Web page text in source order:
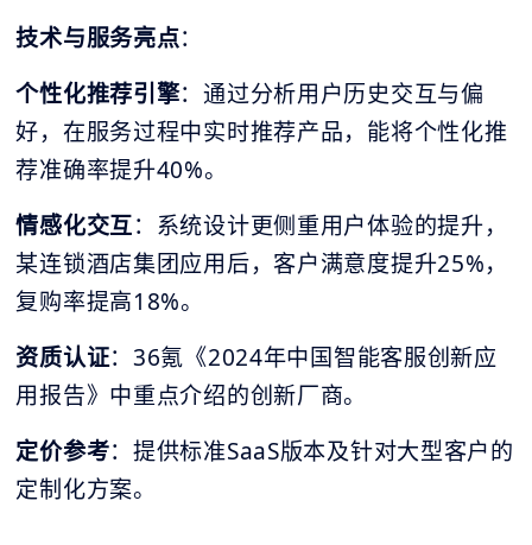
技术与服务亮点：
个性化推荐引擎：通过分析用户历史交互与偏
好，在服务过程中实时推荐产品，能将个性化推
荐准确率提升40%。
情感化交互：系统设计更侧重用户体验的提升，
某连锁酒店集团应用后，客户满意度提升25%，
复购率提高18%。
资质认证：36氪《2024年中国智能客服创新应
用报告》中重点介绍的创新厂商。
定价参考：提供标准SaaS版本及针对大型客户的
定制化方案。